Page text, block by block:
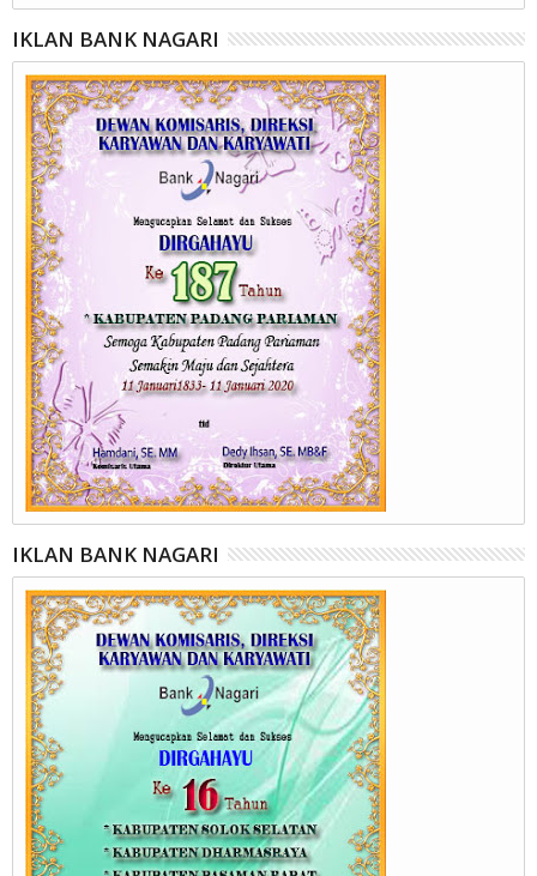
IKLAN BANK NAGARI
IKLAN BANK NAGARI